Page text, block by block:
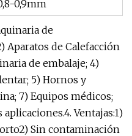
0,9mm
de
Aparatos de Calefacción
de embalaje; 4)
5) Hornos y
7) Equipos médicos;
Ventajas:1)
Sin contaminación